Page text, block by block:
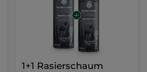
1+1 Rasierschaum